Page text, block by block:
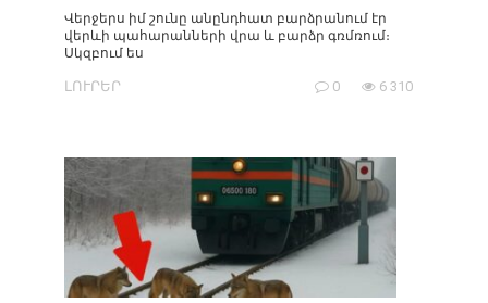
Վերջերս իմ շունը անընդհատ բարձրանում էր
վերևի պահարանների վրա և բարձր գռմռում։
Սկզբում ես
ԼՈՒՐԵՐ 0 6 310